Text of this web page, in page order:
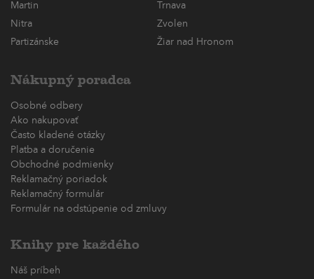
Martin
Trnava
Nitra
Zvolen
Partizánske
Žiar nad Hronom
Nákupný poradca
Osobné odbery
Ako nakupovať
Často kladené otázky
Platba a doručenie
Obchodné podmienky
Reklamačný poriadok
Reklamačný formulár
Formulár na odstúpenie od zmluvy
Knihy pre každého
Náš príbeh